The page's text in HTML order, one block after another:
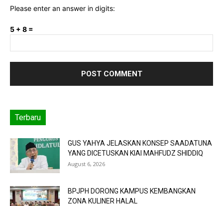
Please enter an answer in digits:
5 + 8 =
Terbaru
GUS YAHYA JELASKAN KONSEP SAADATUNA
YANG DICETUSKAN KIAI MAHFUDZ SHIDDIQ
August 6, 2026
BPJPH DORONG KAMPUS KEMBANGKAN
ZONA KULINER HALAL